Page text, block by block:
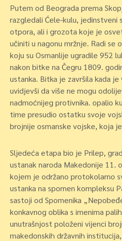
Putem od Beograda prema
razgledali Ćele-kulu, jedinstveni
otpora, ali i grozota koje je
učiniti u nagonu mržnje. Radi se
koju su Osmanlije ugradile 952
nakon bitke na Čegru 1809.
ustanka. Bitka je završila kada
uvidjevši da više ne mogu
nadmoćnijeg protivnika. opalio
time presudio ostatku svoje
brojnije osmanske vojske, koja
Sljedeća etapa bio je Prilep,
ustanak naroda Makedonije 11.
kojem je održano protokolarno
ustanka na spomen kompleksu
sastoji od Spomenika
konkavnog oblika s imenima
unutrašnjost položeni vijenci
makedonskih državnih